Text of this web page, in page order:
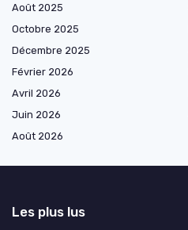
Août 2025
Octobre 2025
Décembre 2025
Février 2026
Avril 2026
Juin 2026
Août 2026
Les plus lus